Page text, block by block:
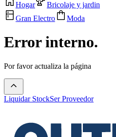
Hogar
Bricolaje y jardin
Gran Electro
Moda
Error interno.
Por favor actualiza la página
Liquidar StockSer Proveedor